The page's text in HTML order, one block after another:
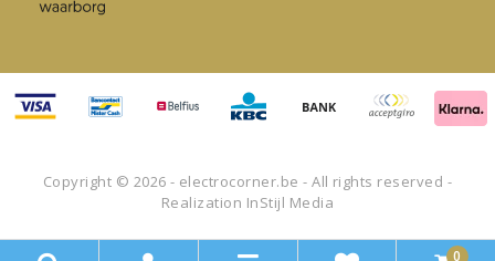
Copyright © 2026 - electrocorner.be - All rights reserved -
Realization InStijl Media
0